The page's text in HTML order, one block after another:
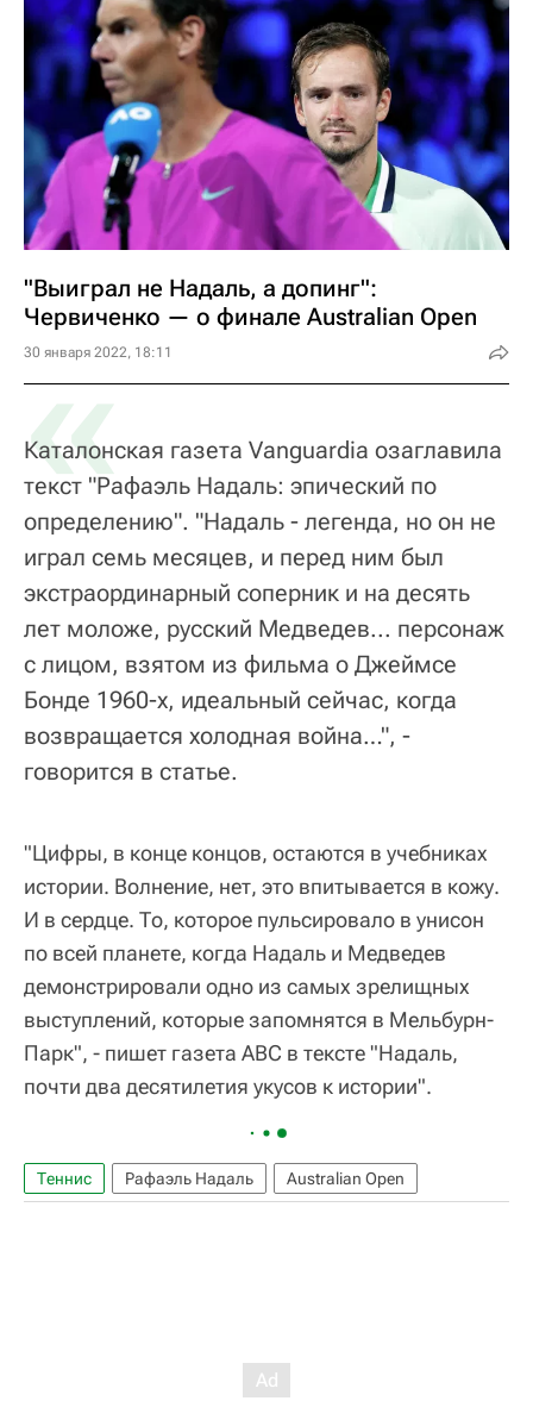
"Выиграл не Надаль, а допинг":
Червиченко — о финале Australian Open
30 января 2022, 18:11
«
Каталонская газета Vanguardia озаглавила
текст "Рафаэль Надаль: эпический по
определению". "Надаль - легенда, но он не
играл семь месяцев, и перед ним был
экстраординарный соперник и на десять
лет моложе, русский Медведев... персонаж
с лицом, взятом из фильма о Джеймсе
Бонде 1960-х, идеальный сейчас, когда
возвращается холодная война…", -
говорится в статье.
"Цифры, в конце концов, остаются в учебниках
истории. Волнение, нет, это впитывается в кожу.
И в сердце. То, которое пульсировало в унисон
по всей планете, когда Надаль и Медведев
демонстрировали одно из самых зрелищных
выступлений, которые запомнятся в Мельбурн-
Парк", - пишет газета ABC в тексте "Надаль,
почти два десятилетия укусов к истории".
Теннис Рафаэль Надаль Australian Open